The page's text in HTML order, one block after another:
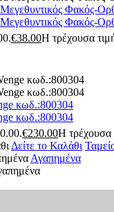
Φακός-
Φακός-
€38.00Η τρέχουσα
κωδ.:800304
κωδ.:800304
€230.00Η τρέχουσα
Δείτε το Καλάθι
Αγαπημένα